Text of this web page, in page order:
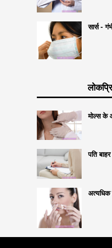
सार्स -
मोल्स के
पति
अत्यधिक